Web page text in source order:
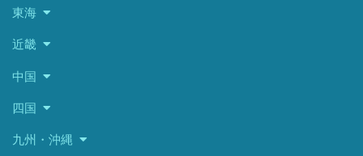
東海
近畿
中国
四国
九州・沖縄